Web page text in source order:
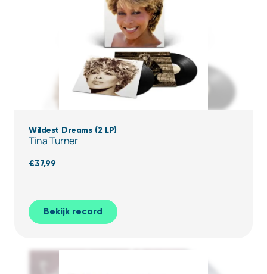
Wildest Dreams (2 LP)
Tina Turner
€37,99
Bekijk record